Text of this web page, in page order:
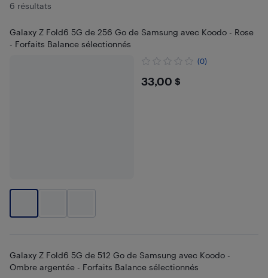
6 résultats
Galaxy Z Fold6 5G de 256 Go de Samsung avec Koodo - Rose
- Forfaits Balance sélectionnés
(0)
$33
33,00 $
Galaxy Z Fold6 5G de 512 Go de Samsung avec Koodo -
Ombre argentée - Forfaits Balance sélectionnés